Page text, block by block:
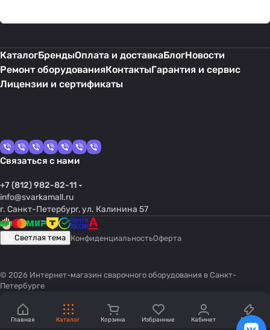
КаталогБрендыОплата и доставкаБлогНовости
Ремонт оборудованияКонтактыГарантия и сервис
Лицензии и сертификаты
Связаться с нами
+7 (812) 982-82-11
info@svarkamall.ru
г. Санкт-Петербург, ул. Калинина 57
Светлая тема КонфиденциальностьОферта
© 2026 Интернет-магазин сварочного оборудования в Санкт-
Петербурге
Главная Каталог Корзина Избранные Кабинет Акции